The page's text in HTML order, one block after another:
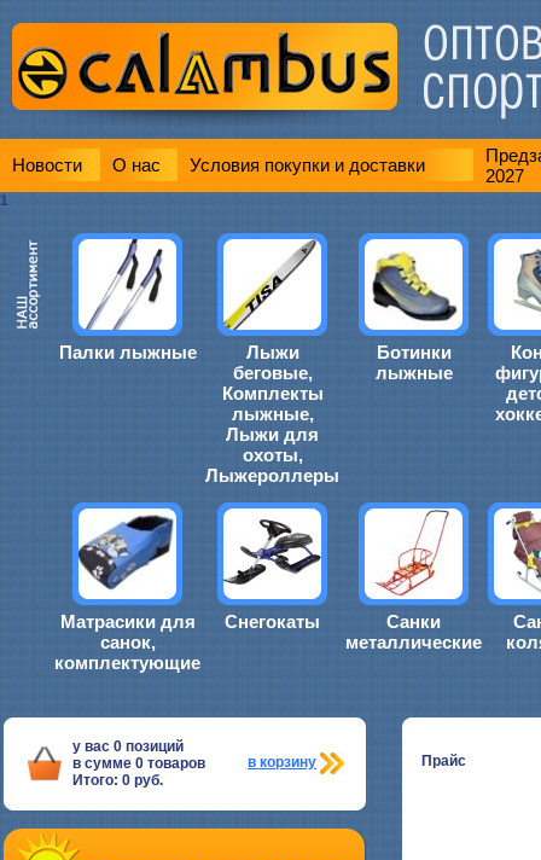
Новости О нас Условия покупки и доставки
2027
1
Палки лыжные
Лыжи
беговые,
Комплекты
лыжные,
Лыжи для
охоты,
Лыжероллеры
Ботинки
лыжные
Матрасики для
санок,
комплектующие
Снегокаты
Санки
металлические
у вас 0 позиций
в сумме 0 товаров
Итого: 0 руб.
в корзину Прайс